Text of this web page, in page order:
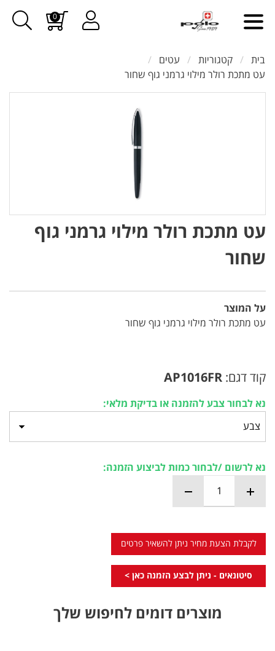
0
בית קטגוריות
עטים
עט מתכת רולר מילוי גרמני גוף שחור
עט מתכת רולר מילוי גרמני גוף
שחור
על המוצר
עט מתכת רולר מילוי גרמני גוף שחור
קוד דגם: AP1016FR
נא לבחור צבע להזמנה או בדיקת מלאי:
נא לרשום /לבחור כמות לביצוע הזמנה:
לקבלת הצעת מחיר ניתן להשאיר פרטים
סיטונאים - ניתן לבצע הזמנה כאן >
מוצרים דומים לחיפוש שלך